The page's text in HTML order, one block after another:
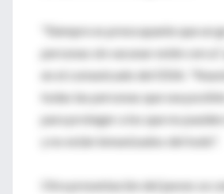
"Siempre es preocupante que un
personas sin vacunar estén
en el comunicado del IDSA.
todas las personas que sea
para proteger a los que no
y no están inmunizados del todo".
Otra presentación del jueves se